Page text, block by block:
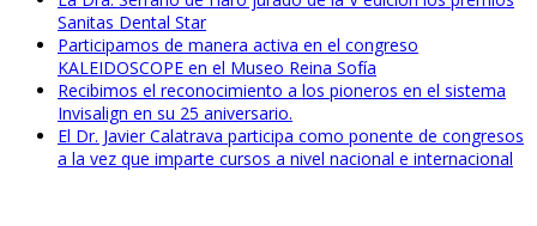
Sanitas Dental Star
Participamos de manera activa en el congreso
KALEIDOSCOPE en el Museo Reina Sofía
Recibimos el reconocimiento a los pioneros en el sistema
Invisalign en su 25 aniversario.
El Dr. Javier Calatrava participa como ponente de congresos
a la vez que imparte cursos a nivel nacional e internacional